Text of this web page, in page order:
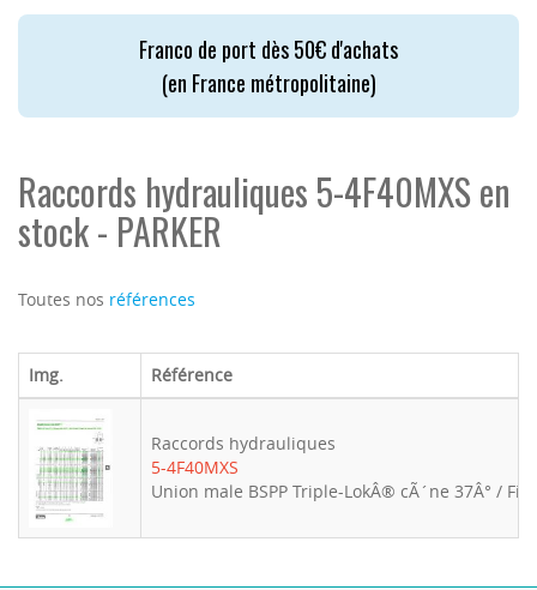
Franco de port dès 50€ d'achats
(en France métropolitaine)
Raccords hydrauliques 5-4F40MXS en
stock - PARKER
Toutes nos références
Img. Référence
Raccords hydrauliques
5-4F40MXS
Union male BSPP Triple-LokÂ® cÃ´ne 37Â° /